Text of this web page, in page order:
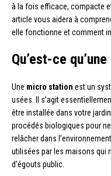
à la fois efficace, compacte
article vous aidera à
elle fonctionne et comment
Qu’est-ce
Une micro station est un
usées. Il s’agit
être installée dans votre
procédés biologiques pour
relâcher dans
utilisées par les maisons qui
d’égouts public.